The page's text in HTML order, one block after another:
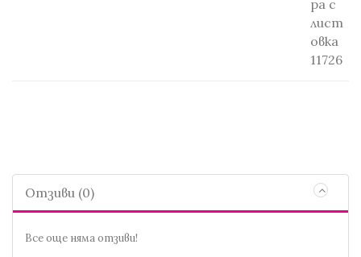
Отзиви (0)
Все още няма отзиви!